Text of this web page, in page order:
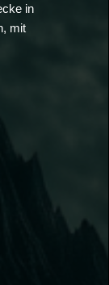
in
mit